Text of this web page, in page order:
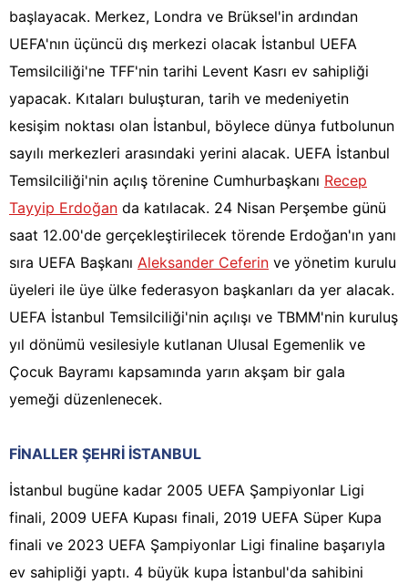
başlayacak. Merkez, Londra ve Brüksel'in ardından
UEFA'nın üçüncü dış merkezi olacak İstanbul UEFA
Temsilciliği'ne TFF'nin tarihi Levent Kasrı ev sahipliği
yapacak. Kıtaları buluşturan, tarih ve medeniyetin
kesişim noktası olan İstanbul, böylece dünya futbolunun
sayılı merkezleri arasındaki yerini alacak. UEFA İstanbul
Temsilciliği'nin açılış törenine Cumhurbaşkanı Recep
Tayyip Erdoğan da katılacak. 24 Nisan Perşembe günü
saat 12.00'de gerçekleştirilecek törende Erdoğan'ın yanı
sıra UEFA Başkanı Aleksander Ceferin ve yönetim kurulu
üyeleri ile üye ülke federasyon başkanları da yer alacak.
UEFA İstanbul Temsilciliği'nin açılışı ve TBMM'nin kuruluş
yıl dönümü vesilesiyle kutlanan Ulusal Egemenlik ve
Çocuk Bayramı kapsamında yarın akşam bir gala
yemeği düzenlenecek.
FİNALLER ŞEHRİ İSTANBUL
İstanbul bugüne kadar 2005 UEFA Şampiyonlar Ligi
finali, 2009 UEFA Kupası finali, 2019 UEFA Süper Kupa
finali ve 2023 UEFA Şampiyonlar Ligi finaline başarıyla
ev sahipliği yaptı. 4 büyük kupa İstanbul'da sahibini